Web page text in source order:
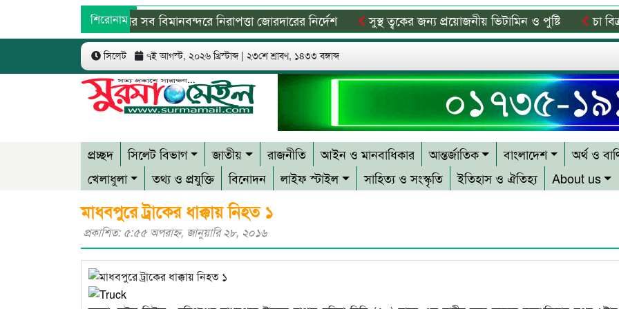
শিরোনাম
দেশের সব বিমানবন্দরে নিরাপত্তা জোরদারের নির্দেশ সুস্থ ত্বকের জন্য প্রয়োজনীয় ভিটামিন ও পুষ্টি চা
বিশ্ব মাতৃদুগ্ধ দিবস উপলক্ষে কানাইঘাটে কমিউনিটি মোবিলাইজেশন প্রোগ্রাম
লোভাছড়া পাথর কোয়ারী পরিদর্শনে
সিলেট ৭ই আগস্ট, ২০২৬ খ্রিস্টাব্দ | ২৩শে শ্রাবণ, ১৪৩৩ বঙ্গাব্দ
প্রচ্ছদ সিলেট বিভাগ জাতীয় রাজনীতি আইন ও মানবাধিকার আন্তর্জাতিক বাংলাদেশ অর্থ ও
খেলাধুলা
তথ্য ও প্রযুক্তি বিনোদন লাইফ স্টাইল সাহিত্য ও সংস্কৃতি ইতিহাস ও ঐতিহ্য About us
মাধবপুরে ট্রাকের ধাক্কায় নিহত ১
প্রকাশিত: ৫:৫৫ অপরাহ্ণ, জানুয়ারি ২৮, ২০১৬